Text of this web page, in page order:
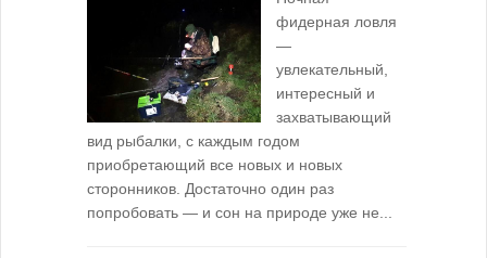
фидерная ловля
—
увлекательный,
интересный и
захватывающий
вид рыбалки, с каждым годом
приобретающий все новых и новых
сторонников. Достаточно один раз
попробовать — и сон на природе уже не...